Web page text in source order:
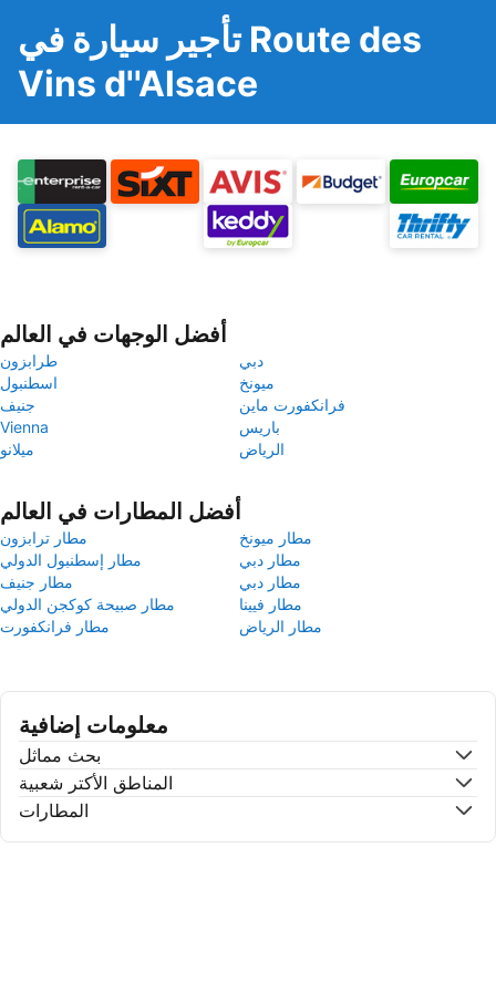
تأجير سيارة في Route des
Vins d''Alsace
أفضل الوجهات في العالم
طرابزون
دبي
اسطنبول
ميونخ
جنيف
فرانكفورت ماين
Vienna
باريس
ميلانو
الرياض
أفضل المطارات في العالم
مطار ترابزون
مطار ميونخ
مطار إسطنبول الدولي
مطار دبي
مطار جنيف
مطار دبي
مطار صبيحة كوكجن الدولي
مطار فيينا
مطار فرانكفورت
مطار الرياض
معلومات إضافية
بحث مماثل
المناطق الأكتر شعبية
المطارات